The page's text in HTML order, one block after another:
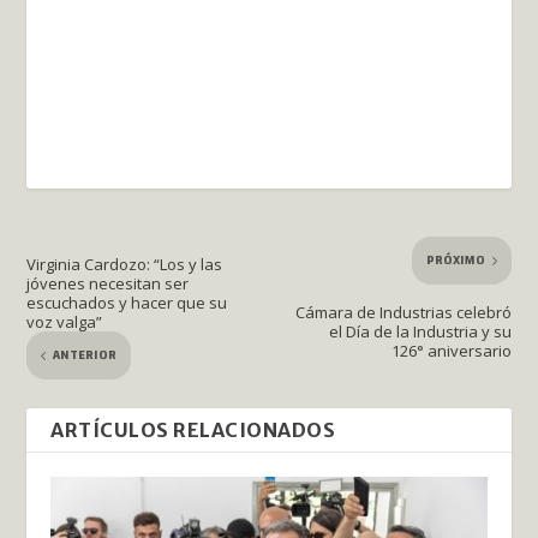
Virginia Cardozo: “Los y las
jóvenes necesitan ser
escuchados y hacer que su
voz valga”
ANTERIOR
PRÓXIMO
Cámara de Industrias celebró
el Día de la Industria y su
126° aniversario
ARTÍCULOS RELACIONADOS